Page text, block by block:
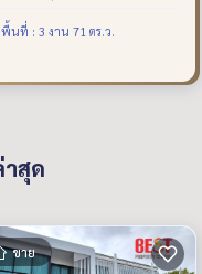
พื้นที่ : 3 งาน 71 ตร.ว.
สุด
ขาย